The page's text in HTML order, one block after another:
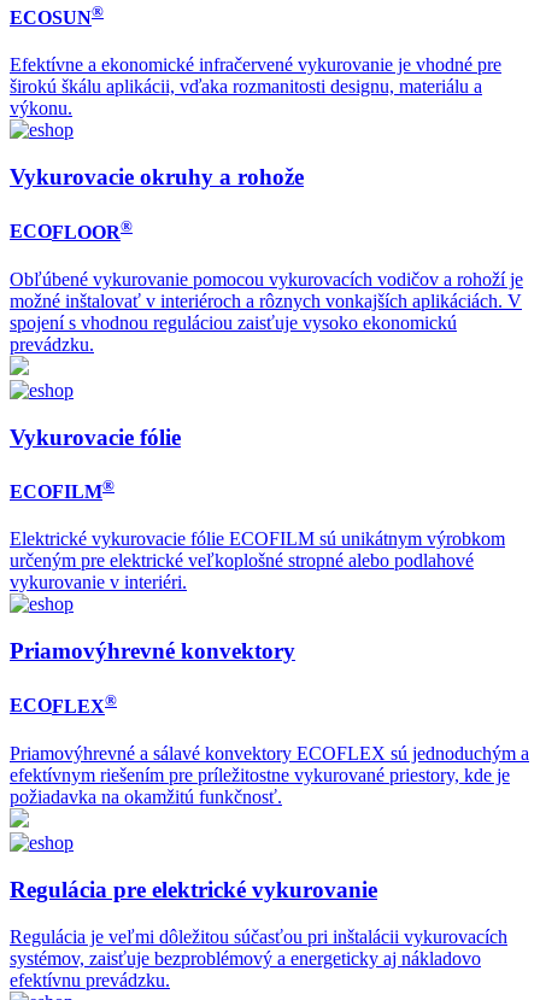
ECOSUN®
Efektívne a ekonomické infračervené vykurovanie je vhodné pre
širokú škálu aplikácii, vďaka rozmanitosti designu, materiálu a
výkonu.
Vykurovacie okruhy a rohože
ECOFLOOR®
Obľúbené vykurovanie pomocou vykurovacích vodičov a rohoží je
možné inštalovať v interiéroch a rôznych vonkajších aplikáciách. V
spojení s vhodnou reguláciou zaisťuje vysoko ekonomickú
prevádzku.
Vykurovacie fólie
ECOFILM®
Elektrické vykurovacie fólie ECOFILM sú unikátnym výrobkom
určeným pre elektrické veľkoplošné stropné alebo podlahové
vykurovanie v interiéri.
Priamovýhrevné konvektory
ECOFLEX®
Priamovýhrevné a sálavé konvektory ECOFLEX sú jednoduchým a
efektívnym riešením pre príležitostne vykurované priestory, kde je
požiadavka na okamžitú funkčnosť.
Regulácia pre elektrické vykurovanie
Regulácia je veľmi dôležitou súčasťou pri inštalácii vykurovacích
systémov, zaisťuje bezproblémový a energeticky aj nákladovo
efektívnu prevádzku.